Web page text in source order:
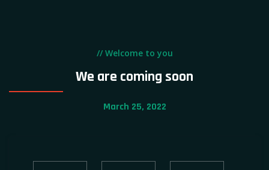
// Welcome to you
We are coming soon
March 25, 2022